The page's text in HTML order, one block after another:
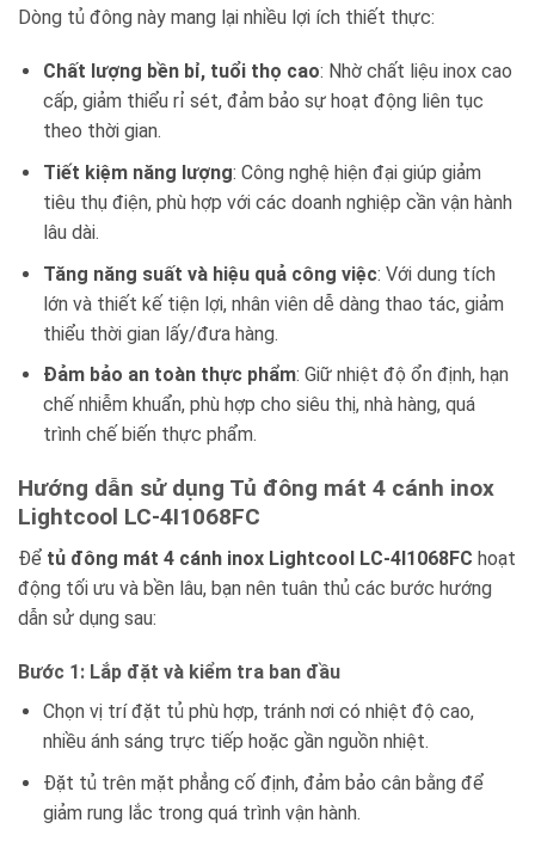
Dòng tủ đông này mang lại nhiều lợi ích thiết thực:
Chất lượng bền bỉ, tuổi thọ cao: Nhờ chất liệu inox cao
cấp, giảm thiểu rỉ sét, đảm bảo sự hoạt động liên tục
theo thời gian.
Tiết kiệm năng lượng: Công nghệ hiện đại giúp giảm
tiêu thụ điện, phù hợp với các doanh nghiệp cần vận hành
lâu dài.
Tăng năng suất và hiệu quả công việc: Với dung tích
lớn và thiết kế tiện lợi, nhân viên dễ dàng thao tác, giảm
thiểu thời gian lấy/đưa hàng.
Đảm bảo an toàn thực phẩm: Giữ nhiệt độ ổn định, hạn
chế nhiễm khuẩn, phù hợp cho siêu thị, nhà hàng, quá
trình chế biến thực phẩm.
Hướng dẫn sử dụng Tủ đông mát 4 cánh inox
Lightcool LC-4I1068FC
Để tủ đông mát 4 cánh inox Lightcool LC-4I1068FC hoạt
động tối ưu và bền lâu, bạn nên tuân thủ các bước hướng
dẫn sử dụng sau:
Bước 1: Lắp đặt và kiểm tra ban đầu
Chọn vị trí đặt tủ phù hợp, tránh nơi có nhiệt độ cao,
nhiều ánh sáng trực tiếp hoặc gần nguồn nhiệt.
Đặt tủ trên mặt phẳng cố định, đảm bảo cân bằng để
giảm rung lắc trong quá trình vận hành.